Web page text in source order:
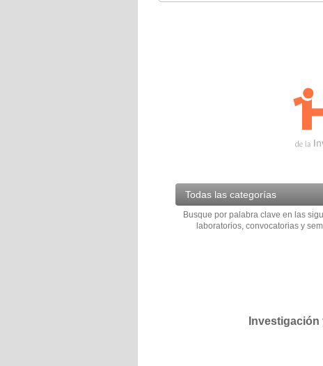
Todas las categorías
Busque por palabra clave en las
laboratorios, convocatorias y